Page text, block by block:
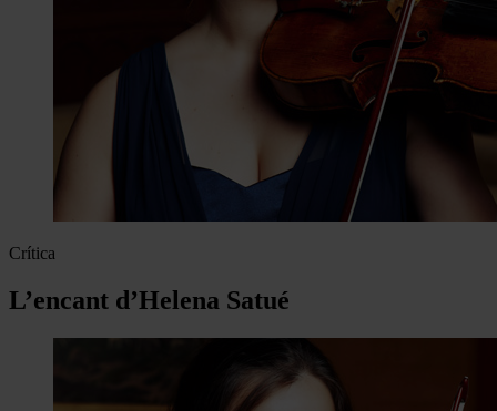
Crítica
L’encant d’Helena Satué